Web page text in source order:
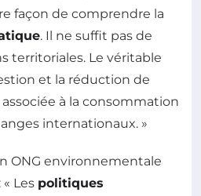
façon de comprendre la
. Il ne suffit pas de
territoriales. Le véritable
et la réduction de
à la consommation
internationaux. »
ONG environnementale
Les politiques